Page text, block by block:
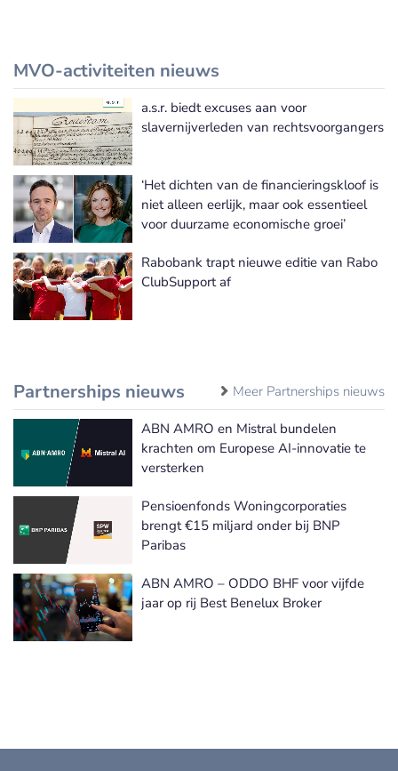
MVO-activiteiten nieuws
Meer MVO-activiteiten nieuws
a.s.r. biedt excuses aan voor
slavernijverleden van rechtsvoorgangers
‘Het dichten van de financieringskloof is
niet alleen eerlijk, maar ook essentieel
voor duurzame economische groei’
Rabobank trapt nieuwe editie van Rabo
ClubSupport af
Partnerships nieuws Meer Partnerships nieuws
ABN AMRO en Mistral bundelen
krachten om Europese AI-innovatie te
versterken
Pensioenfonds Woningcorporaties
brengt €15 miljard onder bij BNP
Paribas
ABN AMRO – ODDO BHF voor vijfde
jaar op rij Best Benelux Broker